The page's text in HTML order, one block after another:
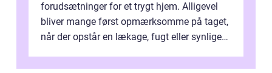
forudsætninger for et trygt hjem. Alligevel
bliver mange først opmærksomme på taget,
når der opstår en lækage, fugt eller synlige